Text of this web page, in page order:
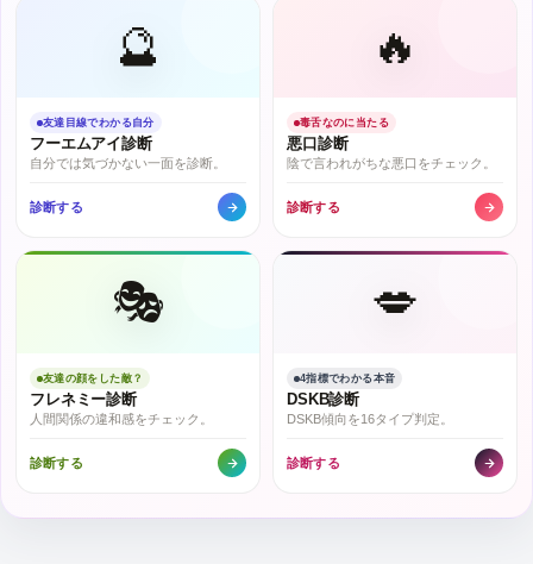
🔮
友達目線でわかる自分
フーエムアイ診断
自分では気づかない一面を診断。
診断する
🔥
毒舌なのに当たる
悪口診断
陰で言われがちな悪口をチェック。
診断する
🎭
友達の顔をした敵？
フレネミー診断
人間関係の違和感をチェック。
診断する
💋
4指標でわかる本音
DSKB診断
DSKB傾向を16タイプ判定。
診断する